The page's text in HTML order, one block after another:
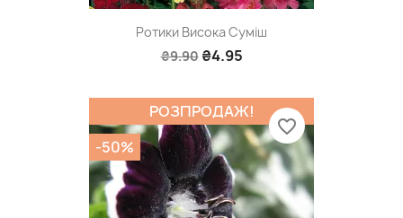
Ротики Висока Суміш
₴9.90 ₴4.95
РОЗПРОДАЖ!
-50%
favorite_border